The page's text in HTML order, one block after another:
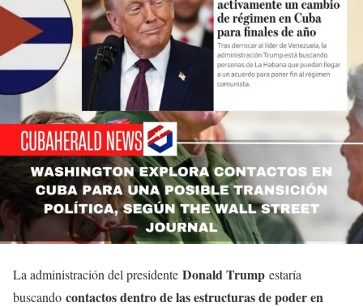
La administración del presidente Donald Trump estaría
buscando contactos dentro de las estructuras de poder en